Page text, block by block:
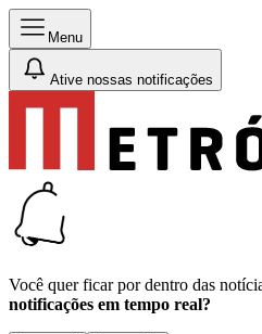
Menu
Ative nossas notificações
Você quer ficar por dentro das
notificações em tempo real?